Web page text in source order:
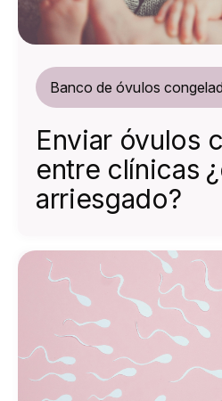
Banco de óvulos
Enviar óvulos
entre clínicas
arriesgado?